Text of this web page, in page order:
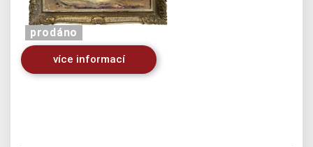
prodáno
více informací